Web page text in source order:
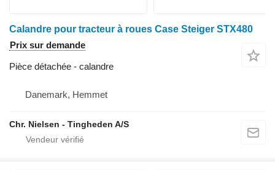
Calandre pour tracteur à roues Case Steiger STX480
Prix sur demande
Pièce détachée - calandre
Danemark, Hemmet
Chr. Nielsen - Tingheden A/S